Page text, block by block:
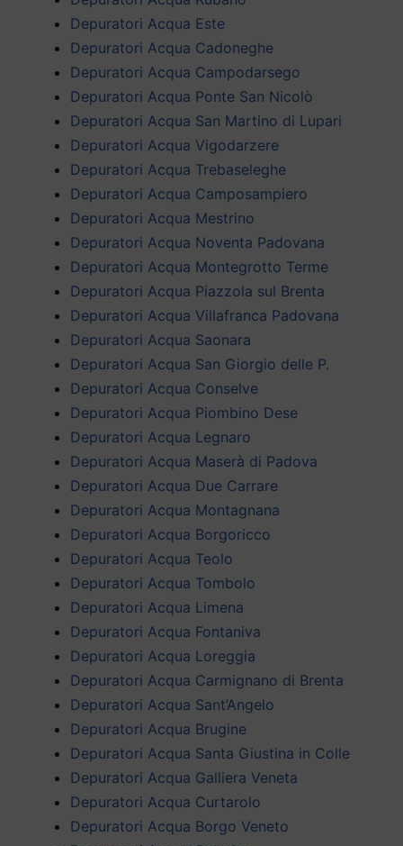
Depuratori Acqua Este
Depuratori Acqua Cadoneghe
Depuratori Acqua Campodarsego
Depuratori Acqua Ponte San Nicolò
Depuratori Acqua San Martino di Lupari
Depuratori Acqua Vigodarzere
Depuratori Acqua Trebaseleghe
Depuratori Acqua Camposampiero
Depuratori Acqua Mestrino
Depuratori Acqua Noventa Padovana
Depuratori Acqua Montegrotto Terme
Depuratori Acqua Piazzola sul Brenta
Depuratori Acqua Villafranca Padovana
Depuratori Acqua Saonara
Depuratori Acqua San Giorgio delle P.
Depuratori Acqua Conselve
Depuratori Acqua Piombino Dese
Depuratori Acqua Legnaro
Depuratori Acqua Maserà di Padova
Depuratori Acqua Due Carrare
Depuratori Acqua Montagnana
Depuratori Acqua Borgoricco
Depuratori Acqua Teolo
Depuratori Acqua Tombolo
Depuratori Acqua Limena
Depuratori Acqua Fontaniva
Depuratori Acqua Loreggia
Depuratori Acqua Carmignano di Brenta
Depuratori Acqua Sant’Angelo
Depuratori Acqua Brugine
Depuratori Acqua Santa Giustina in Colle
Depuratori Acqua Galliera Veneta
Depuratori Acqua Curtarolo
Depuratori Acqua Borgo Veneto